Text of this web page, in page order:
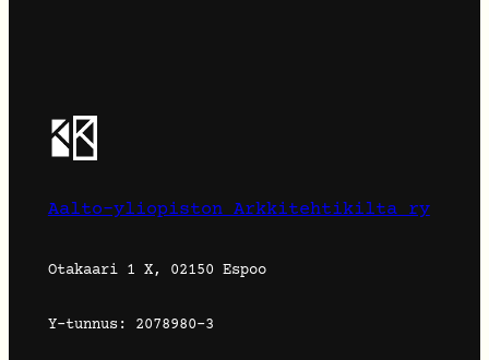
Aalto-yliopiston Arkkitehtikilta ry
Otakaari 1 X, 02150 Espoo
Y-tunnus: 2078980-3